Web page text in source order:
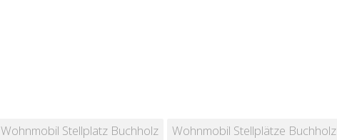
Wohnmobil Stellplatz Buchholz Wohnmobil Stellplätze Buchholz